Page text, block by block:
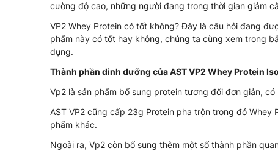
cường độ cao, những người đang trong thời gian giảm
VP2 Whey Protein có tốt không? Đây là câu hỏi đang
phẩm này có tốt hay không, chúng ta cùng xem trong
dụng.
Thành phần dinh dưỡng của AST VP2 Whey Protein
Vp2 là sản phẩm bổ sung protein tương đối đơn giản,
AST VP2 cũng cấp 23g Protein pha trộn trong đó
phẩm khác.
Ngoài ra, Vp2 còn bổ sung thêm một số thành phần